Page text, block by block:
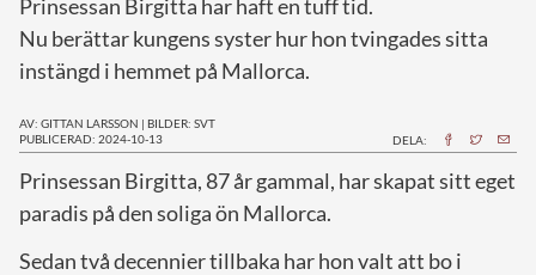
Prinsessan Birgitta har haft en tuff tid.
Nu berättar kungens syster hur hon tvingades sitta
instängd i hemmet på Mallorca.
AV: GITTAN LARSSON | BILDER: SVT
PUBLICERAD: 2024-10-13
DELA:
Prinsessan Birgitta, 87 år gammal, har skapat sitt eget
paradis på den soliga ön Mallorca.
Sedan två decennier tillbaka har hon valt att bo i